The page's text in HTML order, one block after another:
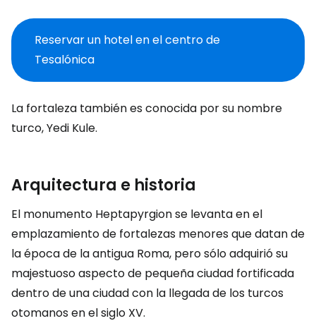
Reservar un hotel en el centro de
Tesalónica
La fortaleza también es conocida por su nombre
turco, Yedi Kule.
Arquitectura e historia
El monumento Heptapyrgion se levanta en el
emplazamiento de fortalezas menores que datan de
la época de la antigua Roma, pero sólo adquirió su
majestuoso aspecto de pequeña ciudad fortificada
dentro de una ciudad con la llegada de los turcos
otomanos en el siglo XV.